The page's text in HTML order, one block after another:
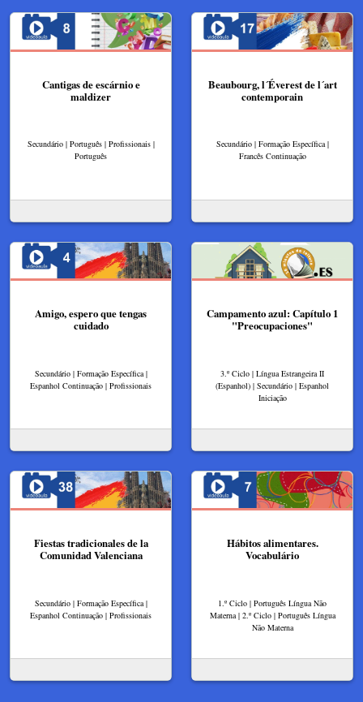
Cantigas de escárnio e
maldizer
Secundário | Português | Profissionais |
Português
Beaubourg, l´Éverest de l´art
contemporain
Secundário | Formação Específica |
Francês Continuação
Amigo, espero que tengas
cuidado
Secundário | Formação Específica |
Espanhol Continuação | Profissionais
Campamento azul: Capítulo 1
"Preocupaciones"
3.º Ciclo | Língua Estrangeira II
(Espanhol) | Secundário | Espanhol
Iniciação
Fiestas tradicionales de la
Comunidad Valenciana
Secundário | Formação Específica |
Espanhol Continuação | Profissionais
Hábitos alimentares.
Vocabulário
1.º Ciclo | Português Língua Não
Materna | 2.º Ciclo | Português Língua
Não Materna